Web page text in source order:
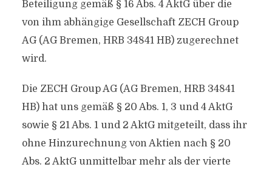
Beteiligung gemäß § 16 Abs. 4 AktG über die
von ihm abhängige Gesellschaft ZECH Group
AG (AG Bremen, HRB 34841 HB) zugerechnet
wird.
Die ZECH Group AG (AG Bremen, HRB 34841
HB) hat uns gemäß § 20 Abs. 1, 3 und 4 AktG
sowie § 21 Abs. 1 und 2 AktG mitgeteilt, dass ihr
ohne Hinzurechnung von Aktien nach § 20
Abs. 2 AktG unmittelbar mehr als der vierte